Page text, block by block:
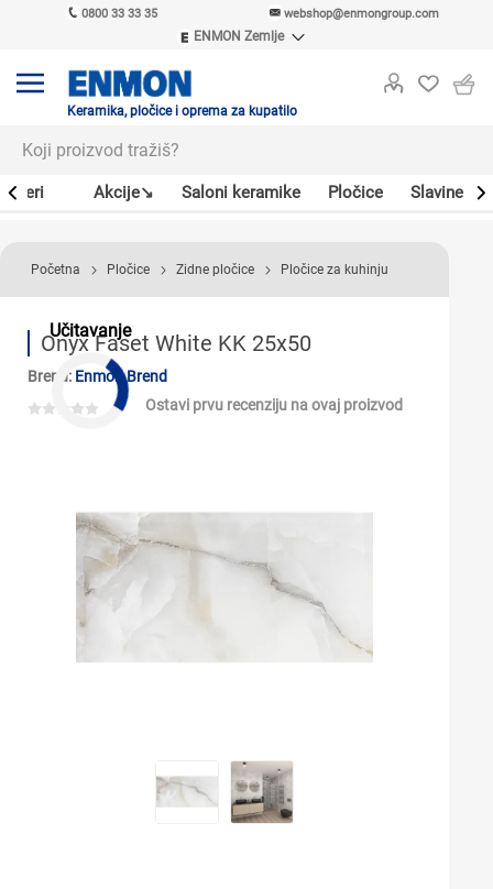
0800 33 33 35 webshop@enmongroup.com
ENMON Zemlje
ENMON MKD
Keramika, pločice i oprema za kupatilo
Akcije↘ Saloni keramike Pločice Slavine
Učitavanje
Početna Pločice Zidne pločice Pločice za kuhinju
Onyx Faset White KK 25x50
Brend: Enmon Brend
Ostavi prvu recenziju na ovaj proizvod